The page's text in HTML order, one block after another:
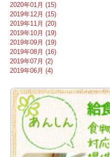
2020年01月 (15)
2019年12月 (15)
2019年11月 (20)
2019年10月 (19)
2019年09月 (19)
2019年08月 (16)
2019年07月 (2)
2019年06月 (4)